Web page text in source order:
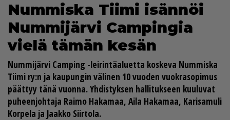
Num­mis­ka Tii­mi isän­nöi
Num­mi­jär­vi Cam­pin­gia
vie­lä tä­män ke­sän
Num­mi­jär­vi Cam­ping -lei­rin­tä­a­lu­et­ta kos­ke­va Num­mis­ka
Tii­mi ry:n ja kau­pun­gin vä­li­nen 10 vuo­den vuok­ra­so­pi­mus
päät­tyy tänä vuon­na. Yh­dis­tyk­sen hal­li­tuk­seen kuu­lu­vat
pu­heen­joh­ta­ja Rai­mo Ha­ka­maa, Ai­la Ha­ka­maa, Ka­ri­sa­mu­li
Kor­pe­la ja Jaak­ko Siir­to­la.